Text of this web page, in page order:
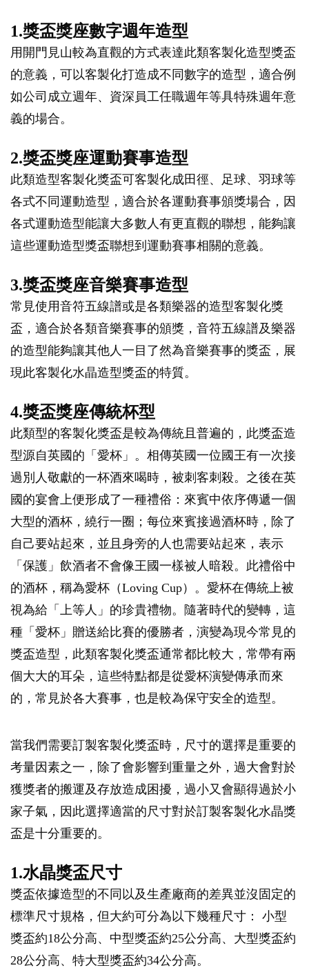
1.獎盃獎座數字週年造型
用開門見山較為直觀的方式表達此類客製化造型獎盃
的意義，可以客製化打造成不同數字的造型，適合例
如公司成立週年、資深員工任職週年等具特殊週年意
義的場合。
2.獎盃獎座運動賽事造型
此類造型客製化獎盃可客製化成田徑、足球、羽球等
各式不同運動造型，適合於各運動賽事頒獎場合，因
各式運動造型能讓大多數人有更直觀的聯想，能夠讓
這些運動造型獎盃聯想到運動賽事相關的意義。
3.獎盃獎座音樂賽事造型
常見使用音符五線譜或是各類樂器的造型客製化獎
盃，適合於各類音樂賽事的頒獎，音符五線譜及樂器
的造型能夠讓其他人一目了然為音樂賽事的獎盃，展
現此客製化水晶造型獎盃的特質。
4.獎盃獎座傳統杯型
此類型的客製化獎盃是較為傳統且普遍的，此獎盃造
型源自英國的「愛杯」。相傳英國一位國王有一次接
過別人敬獻的一杯酒來喝時，被刺客刺殺。之後在英
國的宴會上便形成了一種禮俗：來賓中依序傳遞一個
大型的酒杯，繞行一圈；每位來賓接過酒杯時，除了
自己要站起來，並且身旁的人也需要站起來，表示
「保護」飲酒者不會像王國一樣被人暗殺。此禮俗中
的酒杯，稱為愛杯（Loving Cup）。愛杯在傳統上被
視為給「上等人」的珍貴禮物。隨著時代的變轉，這
種「愛杯」贈送給比賽的優勝者，演變為現今常見的
獎盃造型，此類客製化獎盃通常都比較大，常帶有兩
個大大的耳朵，這些特點都是從愛杯演變傳承而來
的，常見於各大賽事，也是較為保守安全的造型。
當我們需要訂製客製化獎盃時，尺寸的選擇是重要的
考量因素之一，除了會影響到重量之外，過大會對於
獲獎者的搬運及存放造成困擾，過小又會顯得過於小
家子氣，因此選擇適當的尺寸對於訂製客製化水晶獎
盃是十分重要的。
1.水晶獎盃尺寸
獎盃依據造型的不同以及生產廠商的差異並沒固定的
標準尺寸規格，但大約可分為以下幾種尺寸： 小型
獎盃約18公分高、中型獎盃約25公分高、大型獎盃約
28公分高、特大型獎盃約34公分高。